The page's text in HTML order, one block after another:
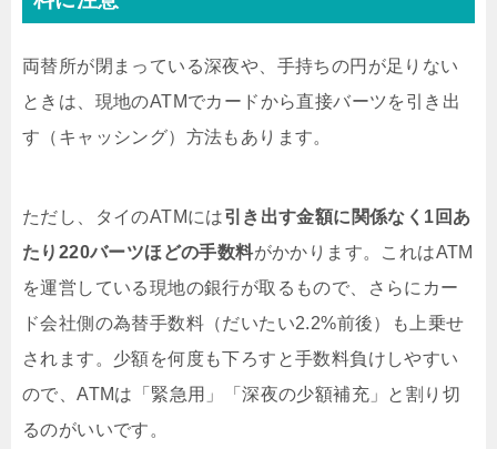
両替所が閉まっている深夜や、手持ちの円が足りない
ときは、現地のATMでカードから直接バーツを引き出
す（キャッシング）方法もあります。
ただし、タイのATMには引き出す金額に関係なく1回あ
たり220バーツほどの手数料がかかります。これはATM
を運営している現地の銀行が取るもので、さらにカー
ド会社側の為替手数料（だいたい2.2%前後）も上乗せ
されます。少額を何度も下ろすと手数料負けしやすい
ので、ATMは「緊急用」「深夜の少額補充」と割り切
るのがいいです。